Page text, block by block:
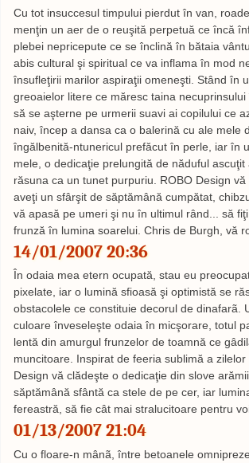
Cu tot insuccesul timpului pierdut în van,
menţin un aer de o reuşită perpetuă ce încă
plebei nepricepute ce se înclină în bătaia
abis cultural şi spiritual ce va inflama în mod
însufleţirii marilor aspiraţii omeneşti. Stând în
greoaielor litere ce măresc taina
să se aşterne pe urmerii suavi ai copilului ce
naiv, încep a dansa ca o balerină cu ale mele
îngălbenită-ntunericul prefăcut în perle, iar în
mele, o dedicaţie prelungită de năduful ascuţit
răsuna ca un tunet purpuriu. ROBO Design
aveţi un sfârşit de săptămână cumpătat,
vă apasă pe umeri şi nu în ultimul rând... să
frunză în lumina soarelui. Chris de Burgh, vă
14/01/2007 20:36
În odaia mea etern ocupată, stau eu
pixelate, iar o lumină sfioasă şi optimistă se
obstacolele ce constituie decorul de dinafarã.
culoare înveseleşte odaia în micşorare, totul
lentă din amurgul frunzelor de toamnă ce
muncitoare. Inspirat de feeria sublimă a zilelor
Design vă clădeşte o dedicaţie din slove
săptămână sfântă ca stele de pe cer, iar
fereastră, să fie cât mai stralucitoare pentru
01/13/2007 21:04
Cu o floare-n mânã, între betoanele